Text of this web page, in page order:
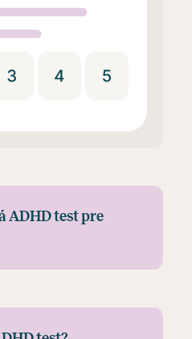
ADHD test pre